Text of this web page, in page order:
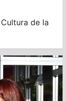
de la